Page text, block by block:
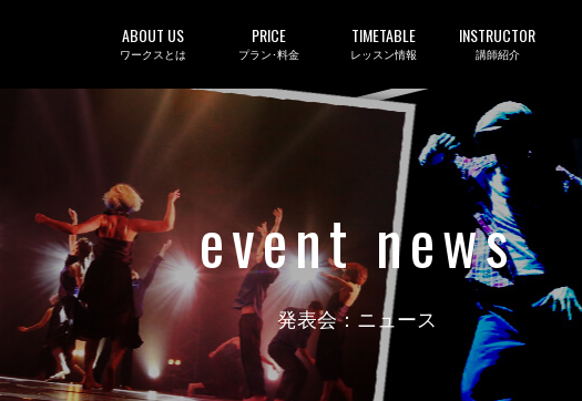
ABOUT US
ワークスとは
PRICE
プラン･料金
TIMETABLE
レッスン情報
INSTRUCTOR
講師紹介
event news
発表会：ニュース